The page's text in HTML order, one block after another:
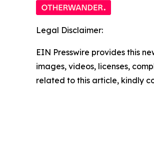
Legal Disclaimer:
EIN Presswire provides this
images, videos, licenses,
related to this article, kindly